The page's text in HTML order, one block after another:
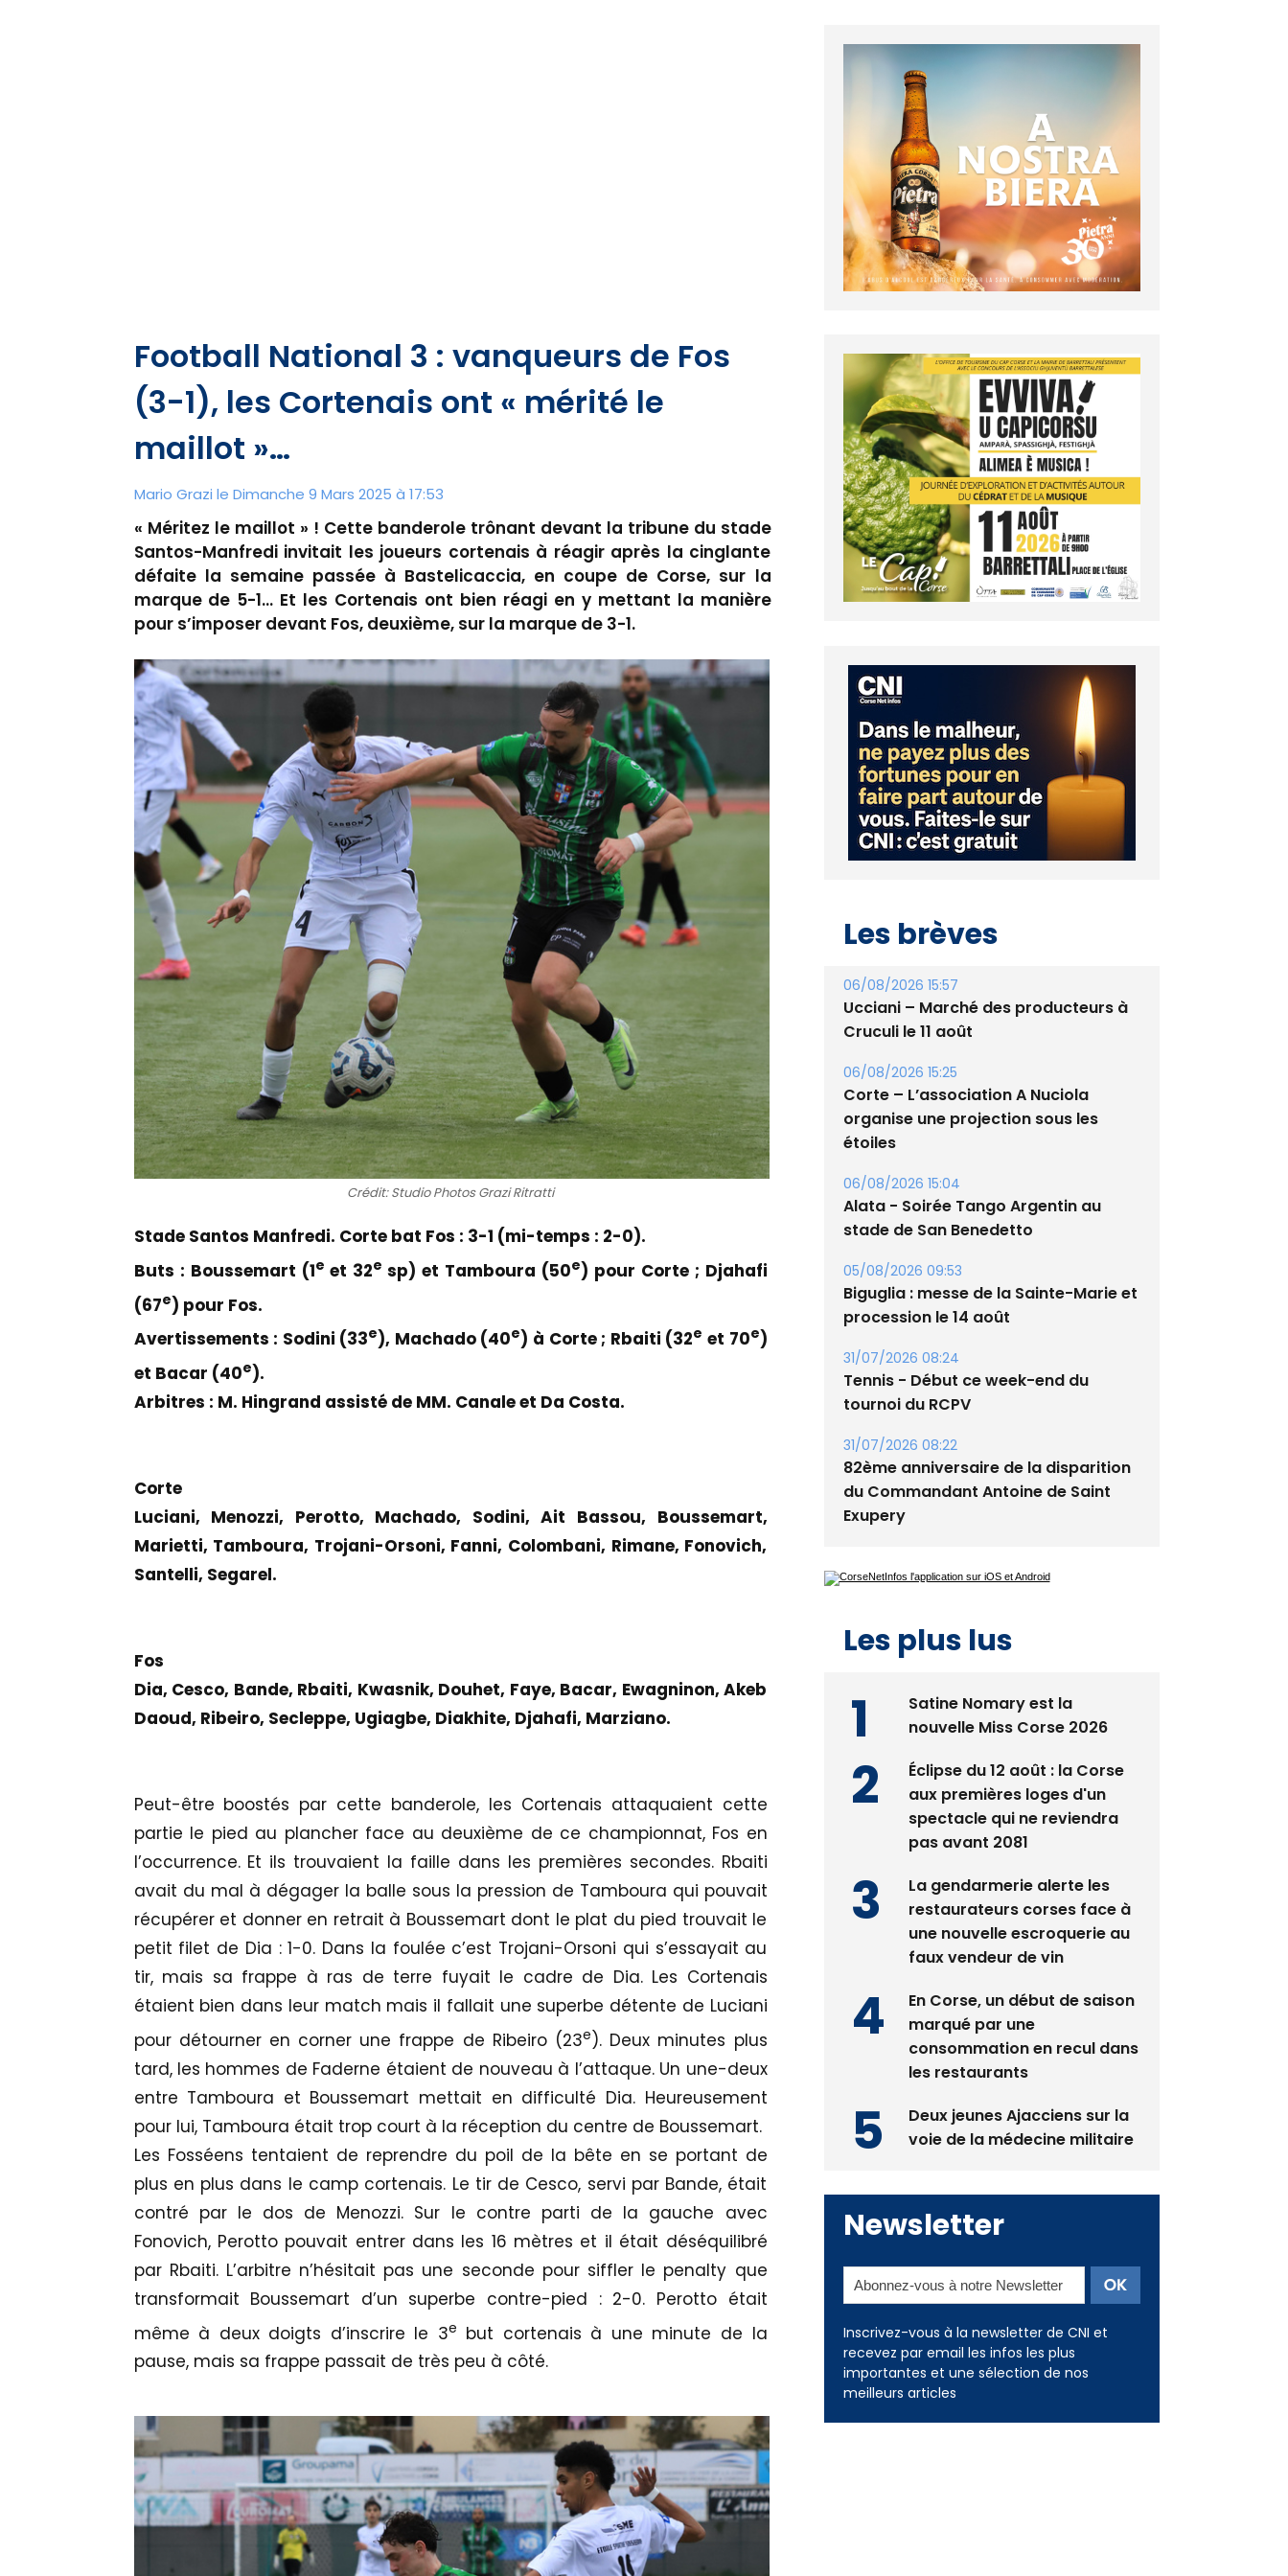
Football National 3 : vanqueurs de Fos
(3-1), les Cortenais ont « mérité le
maillot »…
Mario Grazi le Dimanche 9 Mars 2025 à 17:53
« Méritez le maillot » ! Cette banderole trônant devant la tribune du stade
Santos-Manfredi invitait les joueurs cortenais à réagir après la cinglante
défaite la semaine passée à Bastelicaccia, en coupe de Corse, sur la
marque de 5-1… Et les Cortenais ont bien réagi en y mettant la manière
pour s’imposer devant Fos, deuxième, sur la marque de 3-1.
Crédit: Studio Photos Grazi Ritratti
Stade Santos Manfredi. Corte bat Fos : 3-1 (mi-temps : 2-0).
Buts : Boussemart (1e et 32e sp) et Tamboura (50e) pour Corte ; Djahafi
(67e) pour Fos.
Avertissements : Sodini (33e), Machado (40e) à Corte ; Rbaiti (32e et 70e)
et Bacar (40e).
Arbitres : M. Hingrand assisté de MM. Canale et Da Costa.
Corte
Luciani, Menozzi, Perotto, Machado, Sodini, Ait Bassou, Boussemart,
Marietti, Tamboura, Trojani-Orsoni, Fanni, Colombani, Rimane, Fonovich,
Santelli, Segarel.
Fos
Dia, Cesco, Bande, Rbaiti, Kwasnik, Douhet, Faye, Bacar, Ewagninon, Akeb
Daoud, Ribeiro, Secleppe, Ugiagbe, Diakhite, Djahafi, Marziano.
Peut-être boostés par cette banderole, les Cortenais attaquaient cette
partie le pied au plancher face au deuxième de ce championnat, Fos en
l’occurrence. Et ils trouvaient la faille dans les premières secondes. Rbaiti
avait du mal à dégager la balle sous la pression de Tamboura qui pouvait
récupérer et donner en retrait à Boussemart dont le plat du pied trouvait le
petit filet de Dia : 1-0. Dans la foulée c’est Trojani-Orsoni qui s’essayait au
tir, mais sa frappe à ras de terre fuyait le cadre de Dia. Les Cortenais
étaient bien dans leur match mais il fallait une superbe détente de Luciani
pour détourner en corner une frappe de Ribeiro (23e). Deux minutes plus
tard, les hommes de Faderne étaient de nouveau à l’attaque. Un une-deux
entre Tamboura et Boussemart mettait en difficulté Dia. Heureusement
pour lui, Tamboura était trop court à la réception du centre de Boussemart.
Les Fosséens tentaient de reprendre du poil de la bête en se portant de
plus en plus dans le camp cortenais. Le tir de Cesco, servi par Bande, était
contré par le dos de Menozzi. Sur le contre parti de la gauche avec
Fonovich, Perotto pouvait entrer dans les 16 mètres et il était déséquilibré
par Rbaiti. L’arbitre n’hésitait pas une seconde pour siffler le penalty que
transformait Boussemart d’un superbe contre-pied : 2-0. Perotto était
même à deux doigts d’inscrire le 3e but cortenais à une minute de la
pause, mais sa frappe passait de très peu à côté.
Les brèves
06/08/2026 15:57
Ucciani – Marché des producteurs à
Cruculi le 11 août
06/08/2026 15:25
Corte – L’association A Nuciola
organise une projection sous les
étoiles
06/08/2026 15:04
Alata - Soirée Tango Argentin au
stade de San Benedetto
05/08/2026 09:53
Biguglia : messe de la Sainte-Marie et
procession le 14 août
31/07/2026 08:24
Tennis - Début ce week-end du
tournoi du RCPV
31/07/2026 08:22
82ème anniversaire de la disparition
du Commandant Antoine de Saint
Exupery
Les plus lus
Satine Nomary est la
nouvelle Miss Corse 2026
Éclipse du 12 août : la Corse
aux premières loges d'un
spectacle qui ne reviendra
pas avant 2081
La gendarmerie alerte les
restaurateurs corses face à
une nouvelle escroquerie au
faux vendeur de vin
En Corse, un début de saison
marqué par une
consommation en recul dans
les restaurants
Deux jeunes Ajacciens sur la
voie de la médecine militaire
Newsletter
Inscrivez-vous à la newsletter de CNI et
recevez par email les infos les plus
importantes et une sélection de nos
meilleurs articles